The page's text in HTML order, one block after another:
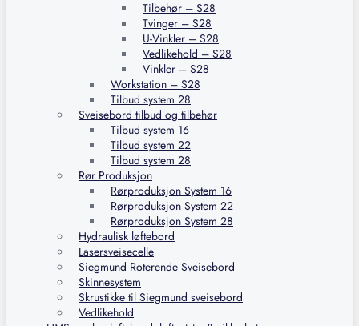
Tilbehør – S28
Tvinger – S28
U-Vinkler – S28
Vedlikehold – S28
Vinkler – S28
Workstation – S28
Tilbud system 28
Sveisebord tilbud og tilbehør
Tilbud system 16
Tilbud system 22
Tilbud system 28
Rør Produksjon
Rørproduksjon System 16
Rørproduksjon System 22
Rørproduksjon System 28
Hydraulisk løftebord
Lasersveisecelle
Siegmund Roterende Sveisebord
Skinnesystem
Skrustikke til Siegmund sveisebord
Vedlikehold